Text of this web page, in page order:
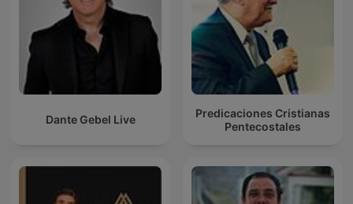
Dante Gebel Live
Predicaciones Cristianas
Pentecostales